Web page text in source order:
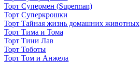
Торт Супермен (Superman)
Торт Суперкрошки
Торт Тайная жизнь домашних животных
Торт Тима и Тома
Торт Тини Лав
Торт Тоботы
Торт Том и Анжела